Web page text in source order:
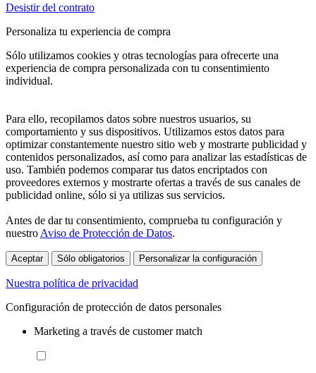
Desistir del contrato
Personaliza tu experiencia de compra
Sólo utilizamos cookies y otras tecnologías para ofrecerte una
experiencia de compra personalizada con tu consentimiento
individual.
Para ello, recopilamos datos sobre nuestros usuarios, su
comportamiento y sus dispositivos. Utilizamos estos datos para
optimizar constantemente nuestro sitio web y mostrarte publicidad y
contenidos personalizados, así como para analizar las estadísticas de
uso. También podemos comparar tus datos encriptados con
proveedores externos y mostrarte ofertas a través de sus canales de
publicidad online, sólo si ya utilizas sus servicios.
Antes de dar tu consentimiento, comprueba tu configuración y
nuestro Aviso de Protección de Datos.
Aceptar Sólo obligatorios Personalizar la configuración
Nuestra política de privacidad
Configuración de protección de datos personales
Marketing a través de customer match